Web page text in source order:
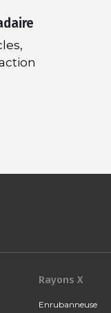
Rayons X
Enrubanneuse